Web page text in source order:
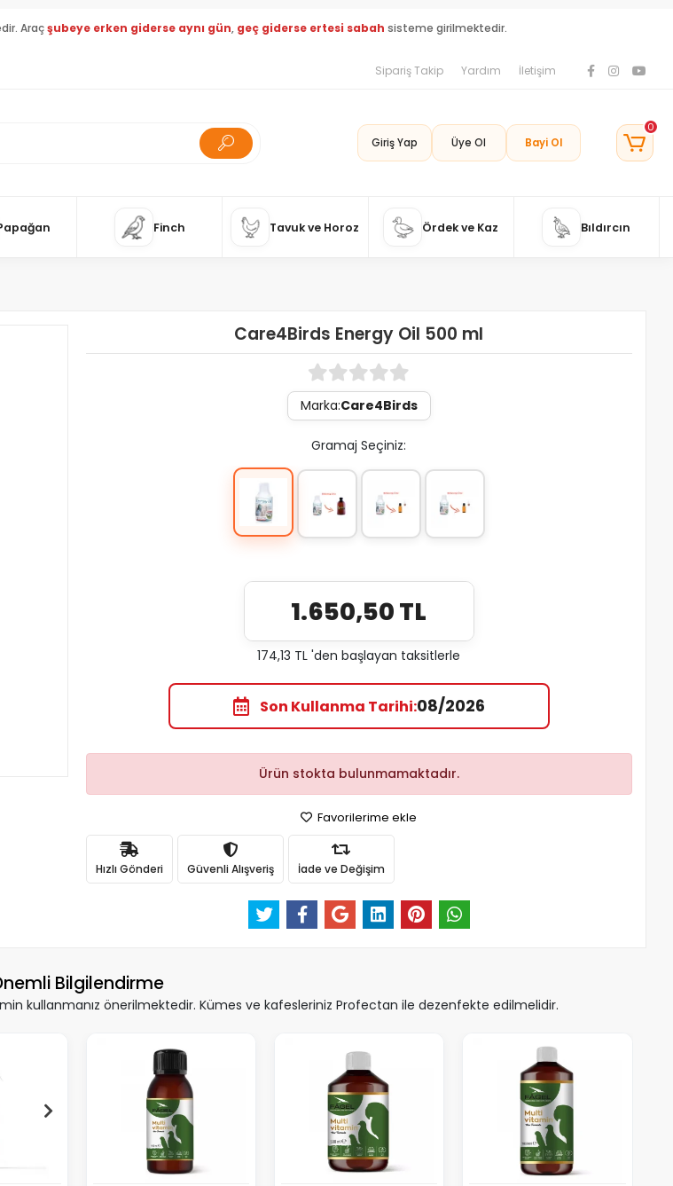
Araçşubeye erken giderse aynı gün, geç giderse ertesi sabah sisteme girilmektedir.
Sipariş Takip Yardım İletişim
Giriş Yap Üye Ol Bayi Ol
0
Finch Tavuk ve Horoz Ördek ve Kaz Bıldırcın
Care4Birds Energy Oil 500 ml
Marka:Care4Birds
Gramaj Seçiniz:
1.650,50 TL
174,13 TL 'den başlayan taksitlerle
Son Kullanma Tarihi 08/2026
Ürün stokta bulunmamaktadır.
Favorilerime ekle
Hızlı Gönderi Güvenli Alışveriş İade ve Değişim
Bilgilendirme
kullanmanız önerilmektedir. Kümes ve kafesleriniz Profectan ile dezenfekte edilmelidir.